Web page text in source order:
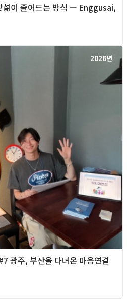
이 줄어드는 방식 — Enggusai,
2026년
광주, 부산을 다녀온 마음연결